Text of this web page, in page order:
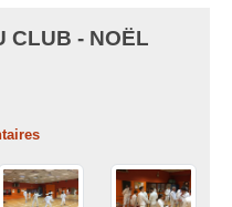
CLUB - NOËL